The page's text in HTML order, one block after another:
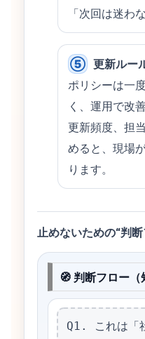
「次回は迷わ
⑤ 更新ルー
ポリシーは一
く、運用で改
更新頻度、担
めると、現場
ります。
止めないための“判
🧭 判断フロー（
Q1. これは「